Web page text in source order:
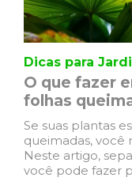
Dicas para
O que fazer
folhas
Se suas plantas
queimadas, você
Neste artigo,
você pode fazer